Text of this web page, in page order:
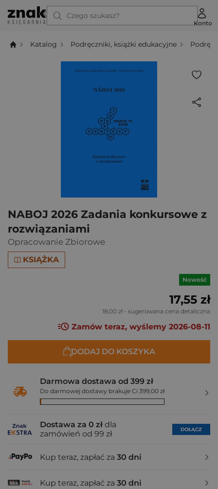
Czego szukasz?
Konto
Katalog Podręczniki, książki edukacyjne
NABOJ 2026 Zadania konkursowe z
rozwiązaniami
Opracowanie Zbiorowe
KSIĄŻKA
Nowość
17,55 zł
18,00 zł - sugerowana cena detaliczna
Zamów teraz, wyślemy 2026-08-11
DODAJ DO KOSZYKA
Darmowa dostawa od 399 zł
Do darmowej dostawy brakuje Ci 399,00 zł
Dostawa za 0 zł dla
zamówień od 99 zł
DOŁĄCZ
Kup teraz, zapłać za 30 dni
Kup teraz, zapłać za 30 dni